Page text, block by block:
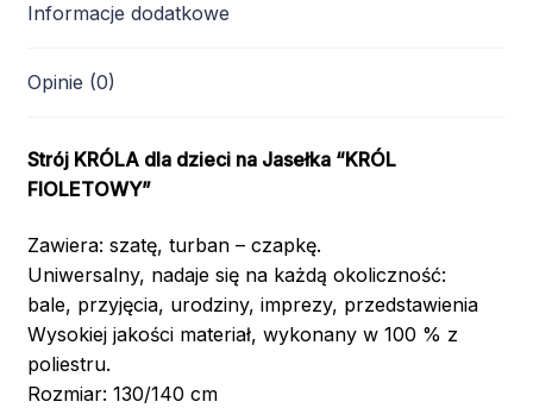
Informacje dodatkowe
Opinie (0)
Strój KRÓLA dla dzieci na Jasełka “KRÓL
FIOLETOWY”
Zawiera: szatę, turban – czapkę.
Uniwersalny, nadaje się na każdą okoliczność:
bale, przyjęcia, urodziny, imprezy, przedstawienia
Wysokiej jakości materiał, wykonany w 100 % z
poliestru.
Rozmiar: 130/140 cm